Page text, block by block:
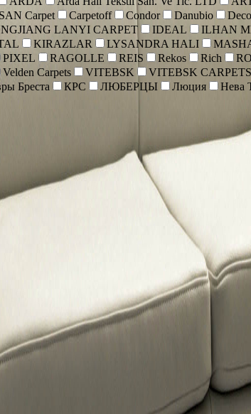
Carpet Carpetoff Condor Danubio
LANYI CARPET IDEAL ILHAN
KIRAZLAR LYSANDRA HALI
PIXEL RAGOLLE REIS Rekos Rich
Velden Carpets VITEBSK VITEBSK CARPETS
Бреста КРС ЛЮБЕРЦЫ Люция Нева